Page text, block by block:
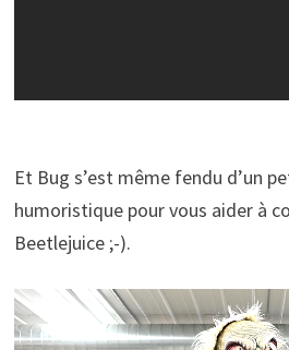
Et Bug s’est même fendu d’un
humoristique pour vous aider à
Beetlejuice ;-).